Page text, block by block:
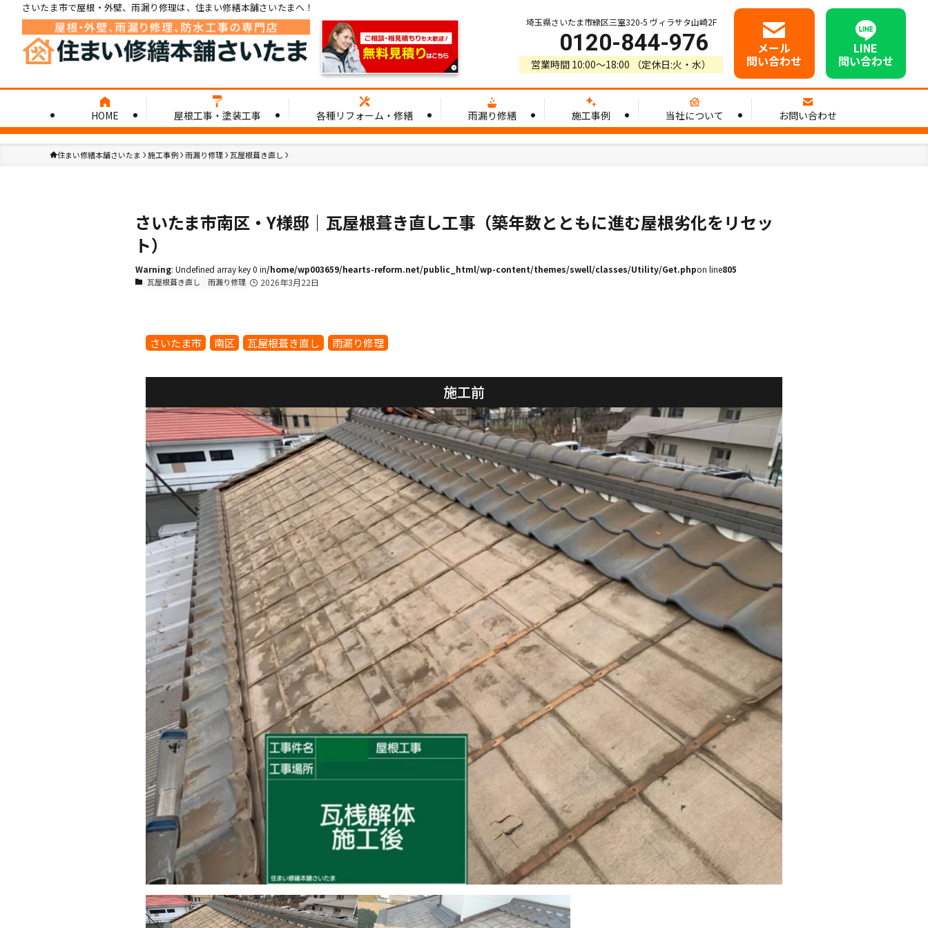
さいたま市で屋根・外壁、雨漏り修理は、住まい修繕本舗さいたまへ！
HOME 屋根工事・塗装工事 各種リフォーム・修繕 雨漏り修繕 施工事例 当社について お問い合わせ
埼玉県さいたま市緑区三室320-5 ヴィラサタ山崎2F
0120-844-976
営業時間 10:00〜18:00 （定休日:火・水）
メール
問い合わせ
LINE
問い合わせ
住まい修繕本舗さいたま 施工事例 雨漏り修理 瓦屋根葺き直し
さいたま市南区・Y様邸｜瓦屋根葺き直し工事（築年数とともに進む屋根劣化をリセッ
ト）
Warning: Undefined array key 0 in/home/wp003659/hearts-reform.net/public_html/wp-content/themes/swell/classes/Utility/Get.phpon line805
瓦屋根葺き直し 雨漏り修理 2026年3月22日
さいたま市 南区 瓦屋根葺き直し 雨漏り修理
施工前